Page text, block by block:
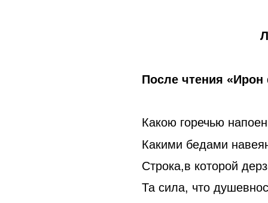
Лев
После чтения
Какою горечью
Какими бедами
Строка,в которой
Та сила, что